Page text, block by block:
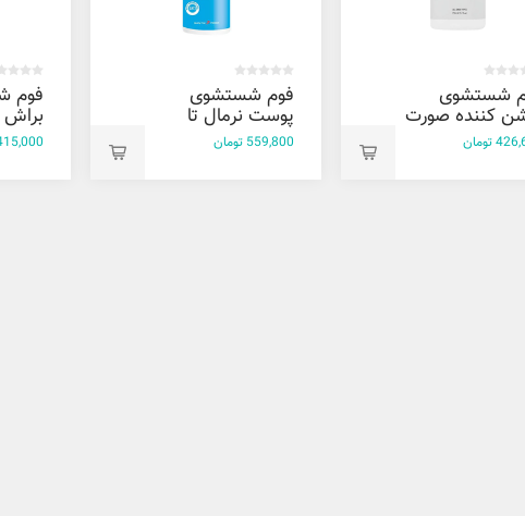
شستشوی
کننده صورت
150 میل
تومان
فوم شستشوی
پوست نرمال تا
خشک اسکین وان
150 میل
559,800 تومان
فوم
میل
415,000